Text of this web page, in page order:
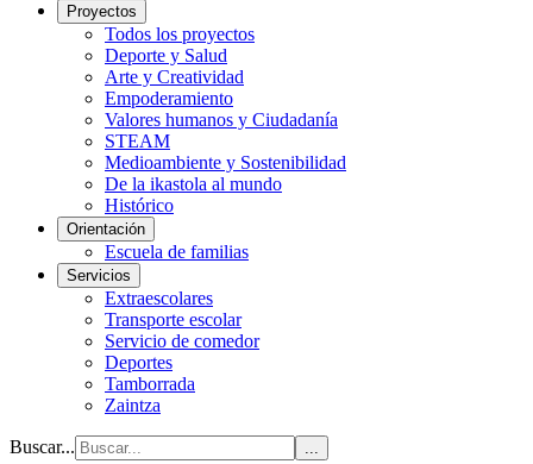
Proyectos
Todos los proyectos
Deporte y Salud
Arte y Creatividad
Empoderamiento
Valores humanos y Ciudadanía
STEAM
Medioambiente y Sostenibilidad
De la ikastola al mundo
Histórico
Orientación
Escuela de familias
Servicios
Extraescolares
Transporte escolar
Servicio de comedor
Deportes
Tamborrada
Zaintza
Buscar... ...